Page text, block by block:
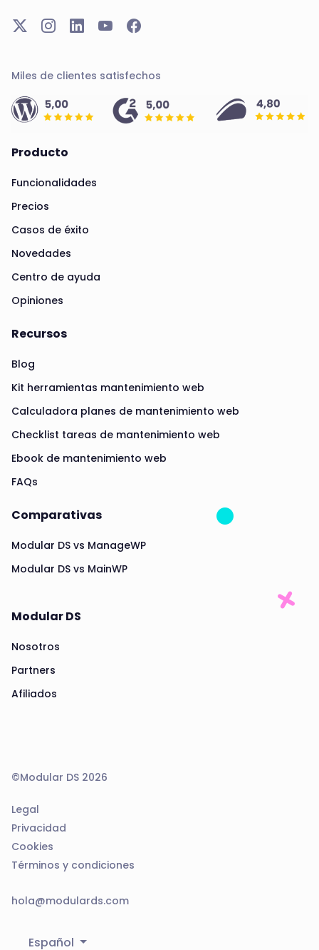
Miles de clientes satisfechos
Producto
Funcionalidades
Precios
Casos de éxito
Novedades
Centro de ayuda
Opiniones
Recursos
Blog
Kit herramientas mantenimiento web
Calculadora planes de mantenimiento web
Checklist tareas de mantenimiento web
Ebook de mantenimiento web
FAQs
Comparativas
Modular DS vs ManageWP
Modular DS vs MainWP
Modular DS
Nosotros
Partners
Afiliados
©Modular DS 2026
Legal
Privacidad
Cookies
Términos y condiciones
hola@modulards.com
Español